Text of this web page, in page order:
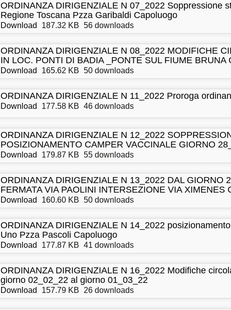
ORDINANZA DIRIGENZIALE N 07_2022 Soppressione
Regione Toscana Pzza Garibaldi Capoluogo
Download 187.32 KB 56 downloads
ORDINANZA DIRIGENZIALE N 08_2022 MODIFICHE
IN LOC. PONTI DI BADIA _PONTE SUL FIUME
Download 165.62 KB 50 downloads
ORDINANZA DIRIGENZIALE N 11_2022 Proroga
Download 177.58 KB 46 downloads
ORDINANZA DIRIGENZIALE N 12_2022
POSIZIONAMENTO CAMPER VACCINALE GIORNO
Download 179.87 KB 55 downloads
ORDINANZA DIRIGENZIALE N 13_2022 DAL GIORNO
FERMATA VIA PAOLINI INTERSEZIONE VIA XIMENES
Download 160.60 KB 50 downloads
ORDINANZA DIRIGENZIALE N 14_2022
Uno Pzza Pascoli Capoluogo
Download 177.87 KB 41 downloads
ORDINANZA DIRIGENZIALE N 16_2022 Modifiche
giorno 02_02_22 al giorno 01_03_22
Download 157.79 KB 26 downloads